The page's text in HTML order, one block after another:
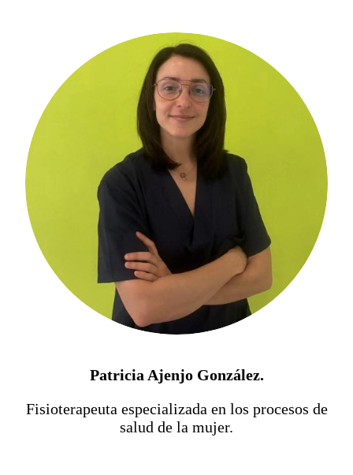
Patricia Ajenjo González.
Fisioterapeuta especializada en los procesos de
salud de la mujer.